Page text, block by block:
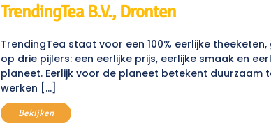
TrendingTea B.V., Dronten
TrendingTea staat voor een 100% eerlijke
op drie pijlers: een eerlijke prijs, eerlijke smaak en
planeet. Eerlijk voor de planeet betekent duurzaam
werken […]
Bekijken